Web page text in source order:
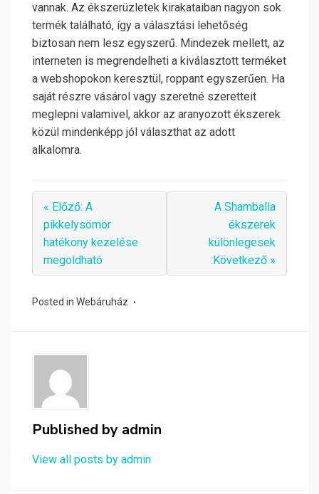
vannak. Az ékszerüzletek kirakataiban nagyon sok
termék található, így a választási lehetőség
biztosan nem lesz egyszerű. Mindezek mellett, az
interneten is megrendelheti a kiválasztott terméket
a webshopokon keresztül, roppant egyszerűen. Ha
saját részre vásárol vagy szeretné szeretteit
meglepni valamivel, akkor az aranyozott ékszerek
közül mindenképp jól választhat az adott
alkalomra.
« Előző: A
pikkelysömör
hatékony kezelése
megoldható
A Shamballa
ékszerek
különlegesek
:Következő »
Posted in Webáruház
Published by admin
View all posts by admin